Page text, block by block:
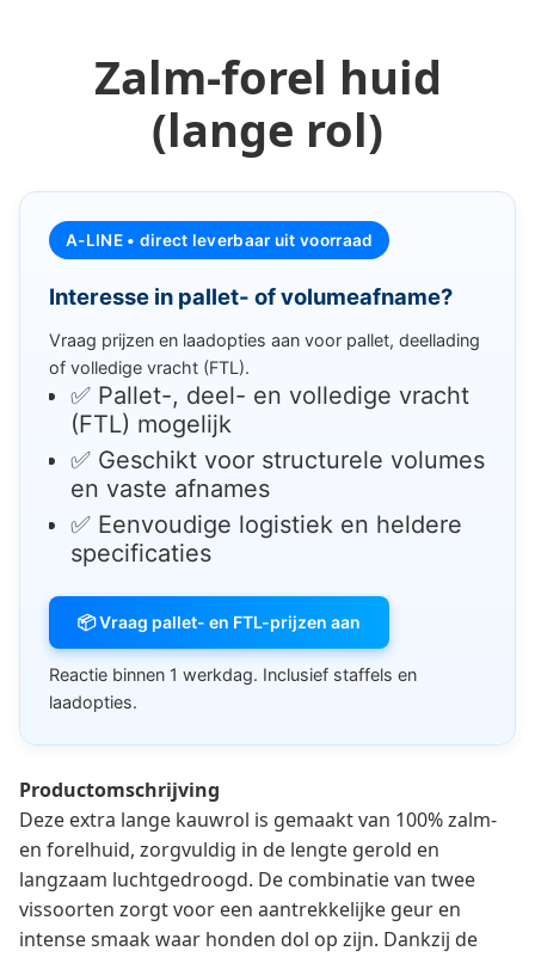
Zalm-forel huid
(lange rol)
A-LINE • direct leverbaar uit voorraad
Interesse in pallet- of volumeafname?
Vraag prijzen en laadopties aan voor pallet, deellading
of volledige vracht (FTL).
✅ Pallet-, deel- en volledige vracht
(FTL) mogelijk
✅ Geschikt voor structurele volumes
en vaste afnames
✅ Eenvoudige logistiek en heldere
specificaties
📦 Vraag pallet- en FTL-prijzen aan
Reactie binnen 1 werkdag. Inclusief staffels en
laadopties.
Productomschrijving
Deze extra lange kauwrol is gemaakt van 100% zalm-
en forelhuid, zorgvuldig in de lengte gerold en
langzaam luchtgedroogd. De combinatie van twee
vissoorten zorgt voor een aantrekkelijke geur en
intense smaak waar honden dol op zijn. Dankzij de